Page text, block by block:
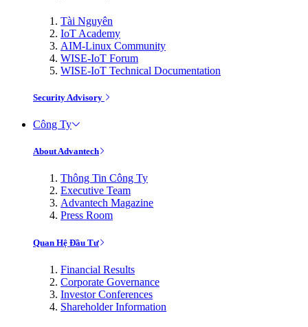
Tài Nguyên
IoT Academy
AIM-Linux Community
WISE-IoT Forum
WISE-IoT Technical Documentation
Security Advisory
Công Ty
About Advantech
Thông Tin Công Ty
Executive Team
Advantech Magazine
Press Room
Quan Hệ Đầu Tư
Financial Results
Corporate Governance
Investor Conferences
Shareholder Information